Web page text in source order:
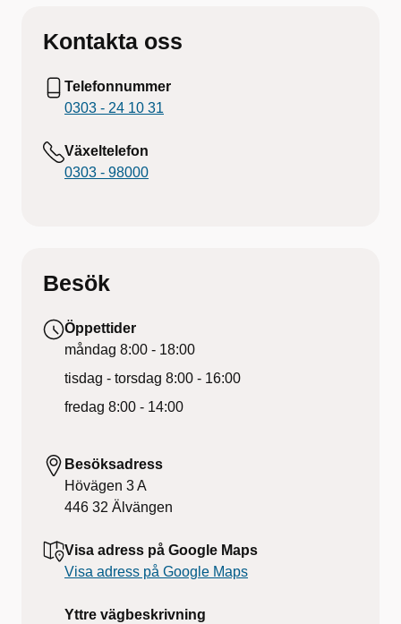
Kontakta oss
Telefonnummer
0303 - 24 10 31
Växeltelefon
0303 - 98000
Besök
Öppettider
måndag 8:00 - 18:00
tisdag - torsdag 8:00 - 16:00
fredag 8:00 - 14:00
Besöksadress
Hövägen 3 A
446 32 Älvängen
Visa adress på Google Maps
Visa adress på Google Maps
Yttre vägbeskrivning